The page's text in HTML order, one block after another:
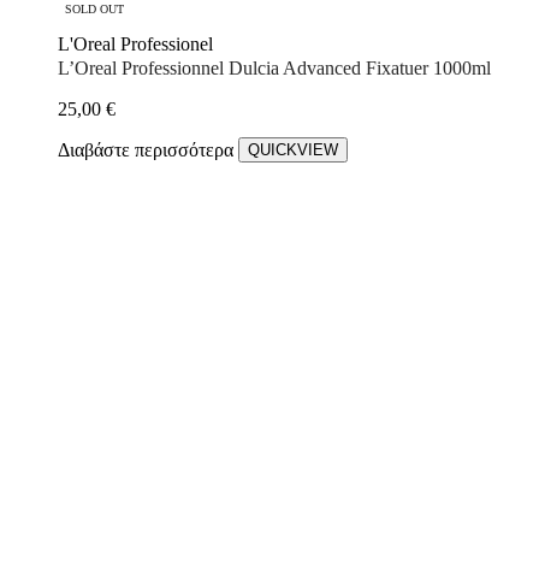
SOLD OUT
L'Oreal Professionel
L’Oreal Professionnel Dulcia Advanced Fixatuer 1000ml
25,00 €
Διαβάστε περισσότερα
QUICKVIEW